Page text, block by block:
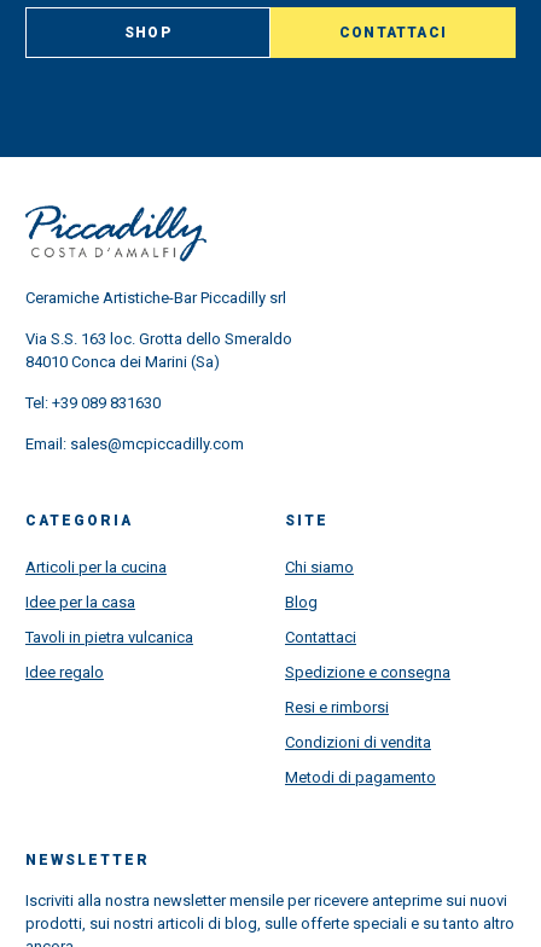
SHOP CONTATTACI
Ceramiche Artistiche-Bar Piccadilly srl
Via S.S. 163 loc. Grotta dello Smeraldo
84010 Conca dei Marini (Sa)
Tel: +39 089 831630
Email: sales@mcpiccadilly.com
CATEGORIA
Articoli per la cucina
Idee per la casa
Tavoli in pietra vulcanica
Idee regalo
SITE
Chi siamo
Blog
Contattaci
Spedizione e consegna
Resi e rimborsi
Condizioni di vendita
Metodi di pagamento
NEWSLETTER
Iscriviti alla nostra newsletter mensile per ricevere anteprime sui nuovi
prodotti, sui nostri articoli di blog, sulle offerte speciali e su tanto altro